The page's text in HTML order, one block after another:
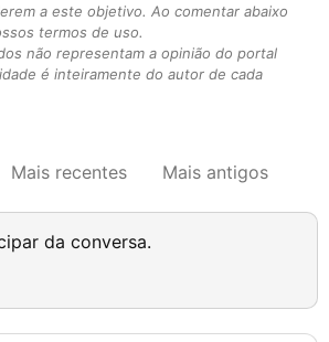
a este objetivo. Ao comentar abaixo
termos de uso.
não representam a opinião do portal
é inteiramente do autor de cada
Mais recentes Mais antigos
da conversa.